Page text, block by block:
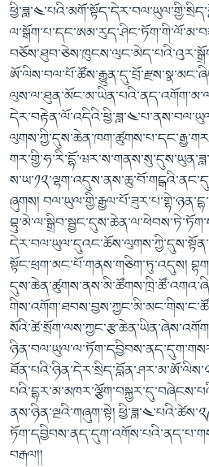
ཞུགས།
སྟོང་ཕྲག་མང་པོ་གནས་གཅིག་ཏུ་འདུས།
ནས་ཉིན་ལྔའི་གཞུག་སྟེ།
བརྒལ།།